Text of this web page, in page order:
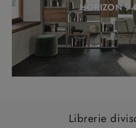
HORIZON
Librerie